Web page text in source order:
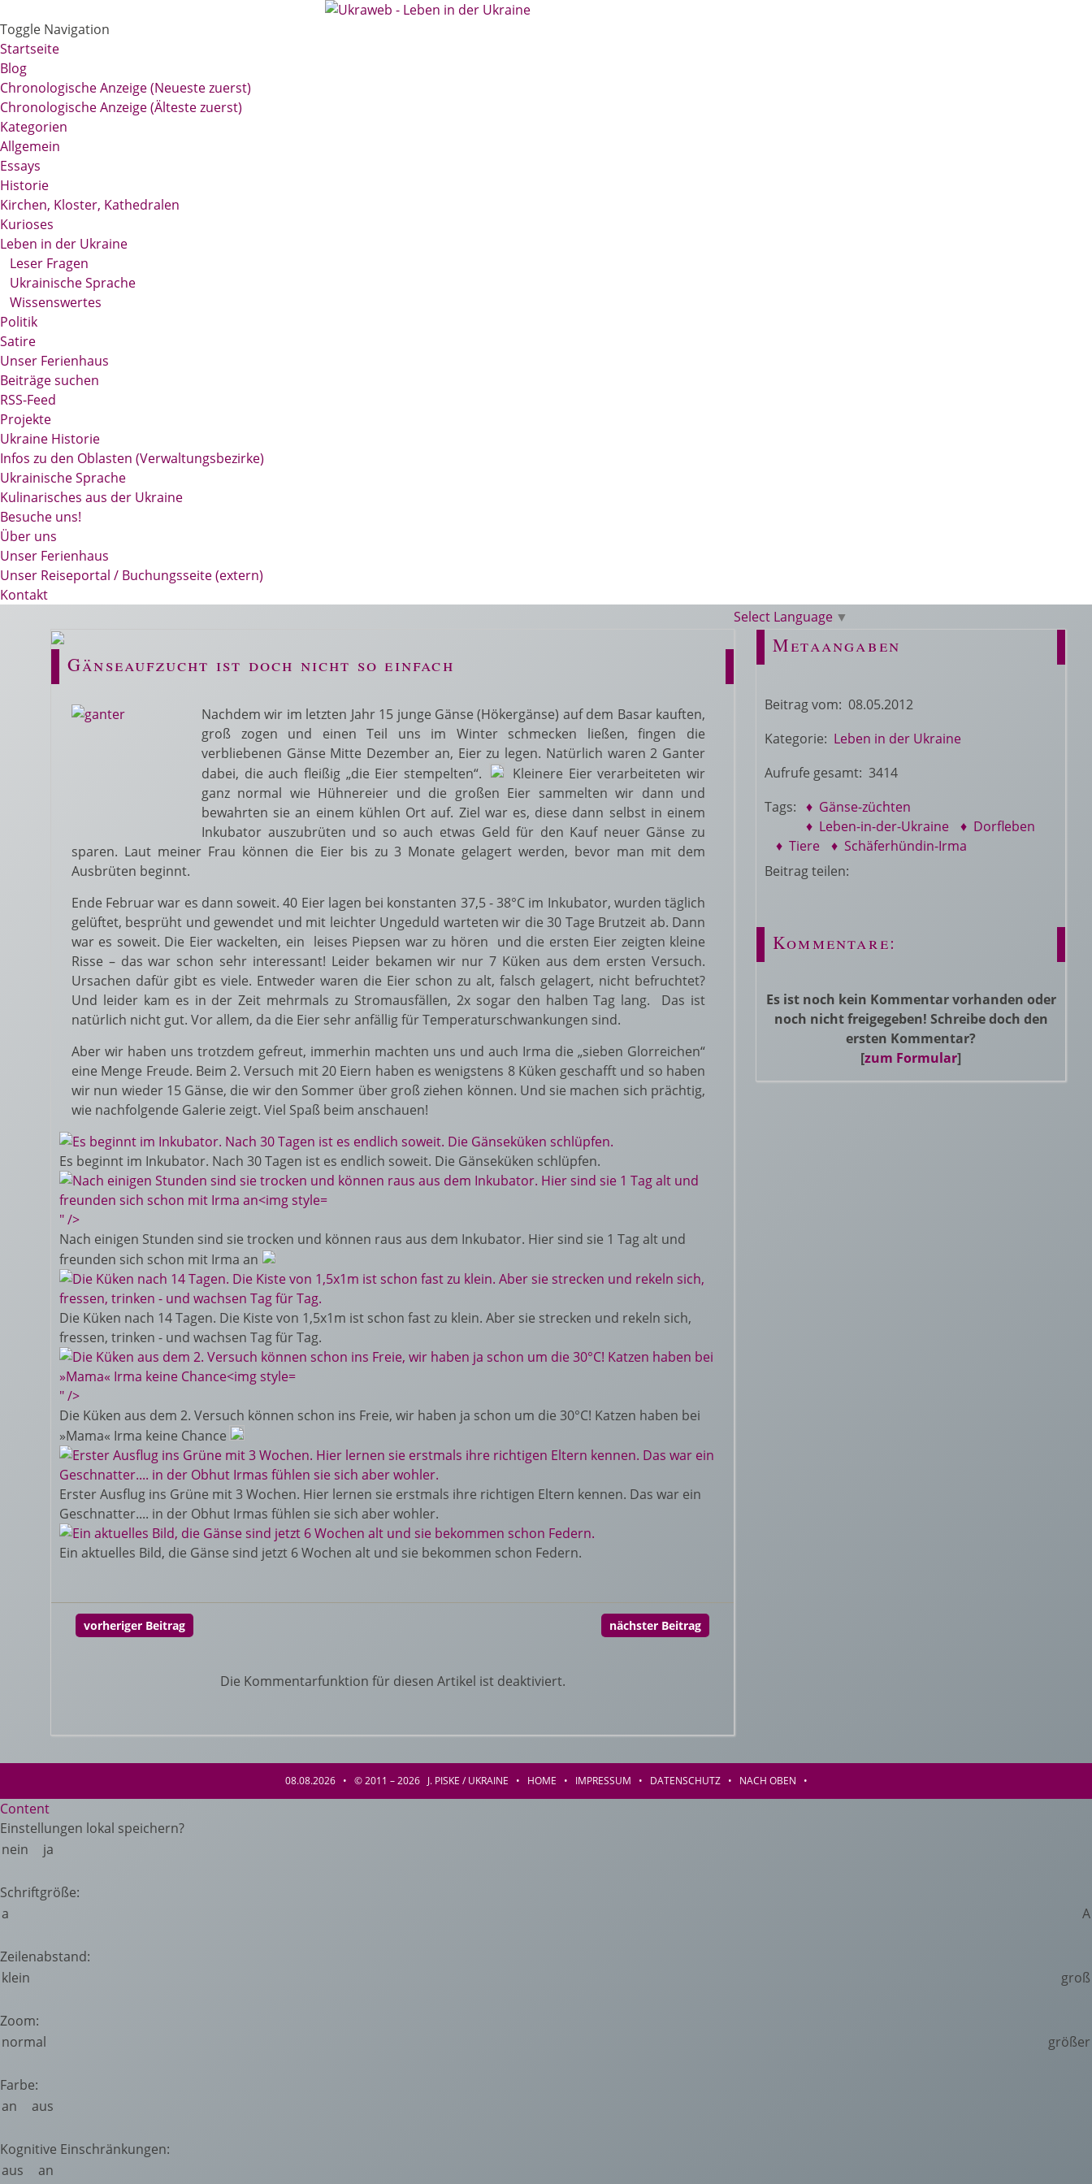
Toggle Navigation
Startseite
Blog
Chronologische Anzeige (Neueste zuerst)
Chronologische Anzeige (Älteste zuerst)
Kategorien
Allgemein
Essays
Historie
Kirchen, Kloster, Kathedralen
Kurioses
Leben in der Ukraine
Leser Fragen
Ukrainische Sprache
Wissenswertes
Politik
Satire
Unser Ferienhaus
Beiträge suchen
RSS-Feed
Projekte
Ukraine Historie
Infos zu den Oblasten (Verwaltungsbezirke)
Ukrainische Sprache
Kulinarisches aus der Ukraine
Besuche uns!
Über uns
Unser Ferienhaus
Unser Reiseportal / Buchungsseite (extern)
Kontakt
Select Language ▼
Gänseaufzucht ist doch nicht so einfach
Nachdem wir im letzten Jahr 15 junge Gänse (Hökergänse) auf dem Basar kauften,
groß zogen und einen Teil uns im Winter schmecken ließen, fingen die
verbliebenen Gänse Mitte Dezember an, Eier zu legen. Natürlich waren 2 Ganter
dabei, die auch fleißig „die Eier stempelten“.
Kleinere Eier verarbeiteten wir
ganz normal wie Hühnereier und die großen Eier sammelten wir dann und
bewahrten sie an einem kühlen Ort auf. Ziel war es, diese dann selbst in einem
Inkubator auszubrüten und so auch etwas Geld für den Kauf neuer Gänse zu
sparen. Laut meiner Frau können die Eier bis zu 3 Monate gelagert werden, bevor man mit dem
Ausbrüten beginnt.
Ende Februar war es dann soweit. 40 Eier lagen bei konstanten 37,5 - 38°C im Inkubator, wurden täglich
gelüftet, besprüht und gewendet und mit leichter Ungeduld warteten wir die 30 Tage Brutzeit ab. Dann
war es soweit. Die Eier wackelten, ein leises Piepsen war zu hören und die ersten Eier zeigten kleine
Risse – das war schon sehr interessant! Leider bekamen wir nur 7 Küken aus dem ersten Versuch.
Ursachen dafür gibt es viele. Entweder waren die Eier schon zu alt, falsch gelagert, nicht befruchtet?
Und leider kam es in der Zeit mehrmals zu Stromausfällen, 2x sogar den halben Tag lang. Das ist
natürlich nicht gut. Vor allem, da die Eier sehr anfällig für Temperaturschwankungen sind.
Aber wir haben uns trotzdem gefreut, immerhin machten uns und auch Irma die „sieben Glorreichen“
eine Menge Freude. Beim 2. Versuch mit 20 Eiern haben es wenigstens 8 Küken geschafft und so haben
wir nun wieder 15 Gänse, die wir den Sommer über groß ziehen können. Und sie machen sich prächtig,
wie nachfolgende Galerie zeigt. Viel Spaß beim anschauen!
Es beginnt im Inkubator. Nach 30 Tagen ist es endlich soweit. Die Gänseküken schlüpfen.
" />
Nach einigen Stunden sind sie trocken und können raus aus dem Inkubator. Hier sind sie 1 Tag alt und
freunden sich schon mit Irma an
Die Küken nach 14 Tagen. Die Kiste von 1,5x1m ist schon fast zu klein. Aber sie strecken und rekeln sich,
fressen, trinken - und wachsen Tag für Tag.
" />
Die Küken aus dem 2. Versuch können schon ins Freie, wir haben ja schon um die 30°C! Katzen haben bei
»Mama« Irma keine Chance
Erster Ausflug ins Grüne mit 3 Wochen. Hier lernen sie erstmals ihre richtigen Eltern kennen. Das war ein
Geschnatter.... in der Obhut Irmas fühlen sie sich aber wohler.
Ein aktuelles Bild, die Gänse sind jetzt 6 Wochen alt und sie bekommen schon Federn.
vorheriger Beitrag nächster Beitrag
Die Kommentarfunktion für diesen Artikel ist deaktiviert.
Metaangaben
Beitrag vom: 08.05.2012
Kategorie: Leben in der Ukraine
Aufrufe gesamt: 3414
Tags: ♦ Gänse-züchten
♦ Leben-in-der-Ukraine
♦ Dorfleben
♦ Tiere
♦ Schäferhündin-Irma
Beitrag teilen:
Kommentare:
Es ist noch kein Kommentar vorhanden oder
noch nicht freigegeben! Schreibe doch den
ersten Kommentar?
[zum Formular]
08.08.2026 • © 2011 – 2026 J. PISKE / UKRAINE • HOME • IMPRESSUM • DATENSCHUTZ• NACH OBEN •
Content
Einstellungen lokal speichern?
nein
ja
Schriftgröße:
a
A
Zeilenabstand:
klein
groß
Zoom:
normal
größer
Farbe:
an
aus
Kognitive Einschränkungen:
aus
an